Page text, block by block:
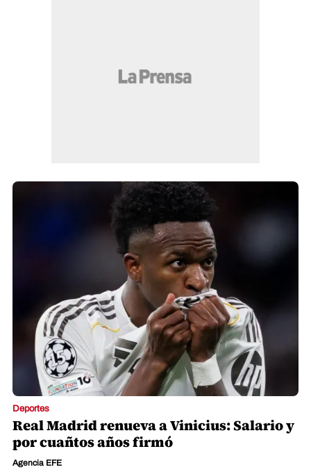
Deportes
Real Madrid renueva a Vinicius: Salario y
por cuañtos años firmó
Agencia EFE